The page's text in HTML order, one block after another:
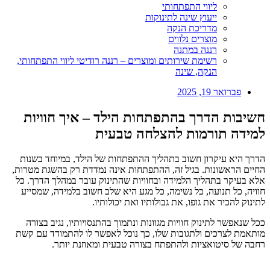
ליווי התפתחותי
ייעוץ שינה לתינוקות
מדריכת הנקה
מוצרים נלווים
רננה במתנה
רשימת שירותים ומוצרים – רננה רודיטי ליווי התפתחותי,
הנקה, שינה
פברואר 19, 2025
חשיבות הדרך בהתפתחות הילד – איך חוויות
למידה תורמות להצלחה טבעית
הדרך היא עיקרון חשוב בתהליך ההתפתחות של הילד, במיוחד בשנות
החיים הראשונות. בגיל זה, ההתפתחות אינה נמדדת רק בהשגת מטרות,
אלא בעיקר בתהליך הלמידה ובחוויות שהתינוק עובר במהלך הדרך. כל
חוויה, כל תנועה, כל נשימה, כל מגע היא שלב חשוב בלמידה, שמסייע
לתינוק להכיר את גופו, את גבולותיו ואת יכולותיו.
ככל שנאפשר לתינוק חוויות מגוונות ונתמוך בהתנסויותיו, נגיב בצורה
מותאמת לצרכים ולתגובות שלו, כך נוכל לאפשר לו להתמודד עם קשת
רחבה של סיטואציות ולהתפתח בצורה טבעית ומאוזנת יותר.